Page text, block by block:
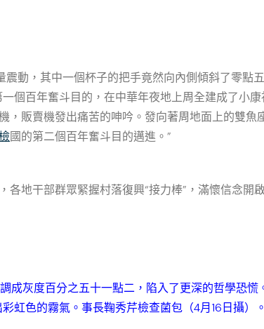
動，其中一個杯子的把手竟然向內側傾斜了零點
個百年奮斗目的，在中華年夜地上周全建成了小
販賣機發出痛苦的呻吟。發向著周地面上的雙魚
國的第二個百年奮斗目的邁進。”
地干部群眾緊握村落復興“接力棒”，滿懷信念開
灰度百分之五十一點二，陷入了更深的哲學恐慌
虹色的霧氣。事長鞠秀芹檢查菌包（4月16日攝）